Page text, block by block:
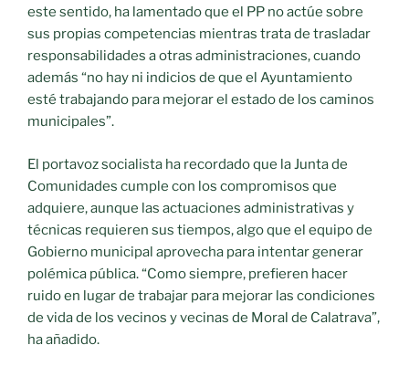
este sentido, ha lamentado que el PP no actúe sobre
sus propias competencias mientras trata de trasladar
responsabilidades a otras administraciones, cuando
además “no hay ni indicios de que el Ayuntamiento
esté trabajando para mejorar el estado de los caminos
municipales”.
El portavoz socialista ha recordado que la Junta de
Comunidades cumple con los compromisos que
adquiere, aunque las actuaciones administrativas y
técnicas requieren sus tiempos, algo que el equipo de
Gobierno municipal aprovecha para intentar generar
polémica pública. “Como siempre, prefieren hacer
ruido en lugar de trabajar para mejorar las condiciones
de vida de los vecinos y vecinas de Moral de Calatrava”,
ha añadido.